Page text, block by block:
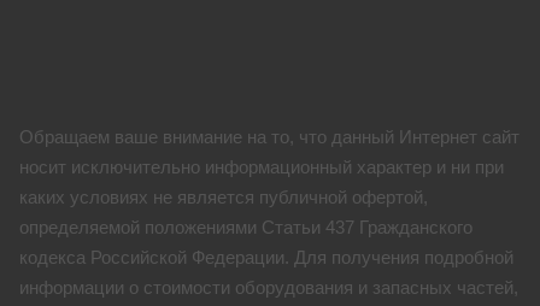
Обращаем ваше внимание на то, что данный Интернет сайт
носит исключительно информационный характер и ни при
каких условиях не является публичной офертой,
определяемой положениями Статьи 437 Гражданского
кодекса Российской Федерации. Для получения подробной
информации о стоимости оборудования и запасных частей,